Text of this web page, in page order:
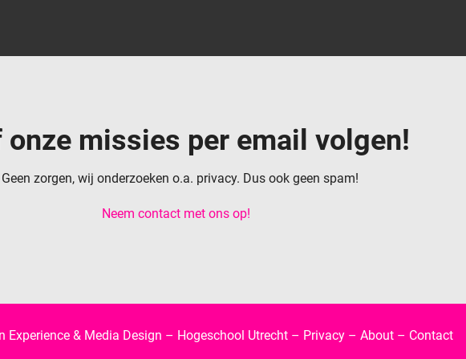
missies per email volgen!
Geen zorgen, wij onderzoeken o.a. privacy. Dus ook geen spam!
Neem contact met ons op!
Experience & Media Design – Hogeschool Utrecht – Privacy– About– Contact